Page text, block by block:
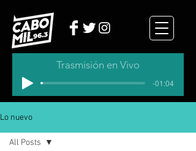
Trasmisión en Vivo
-01:04
Lo nuevo
All Posts